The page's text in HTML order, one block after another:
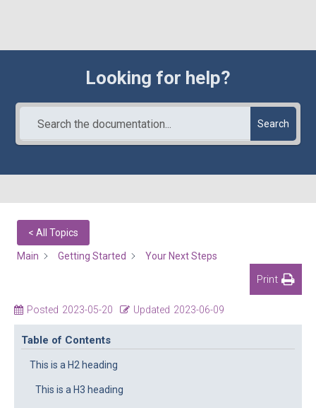
Looking for help?
Search
< All Topics
Main Getting Started Your Next Steps
Print
Posted 2023-05-20 Updated 2023-06-09
Table of Contents
This is a H2 heading
This is a H3 heading